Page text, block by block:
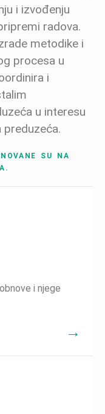
i izvođenju
radova.
metodike i
procesa u
i
u interesu
preduzeća.
SU NA
i njege
→